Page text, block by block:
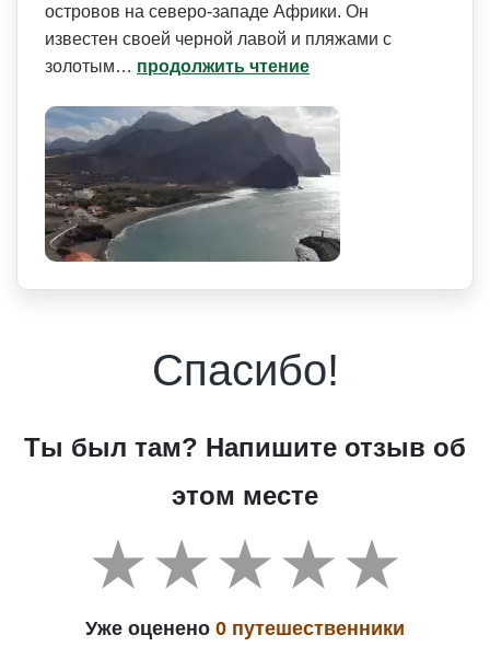
островов на северо-западе Африки. Он
известен своей черной лавой и пляжами с
золотым… продолжить чтение
Спасибо!
Ты был там? Напишите отзыв об
этом месте
Уже оценено 0 путешественники